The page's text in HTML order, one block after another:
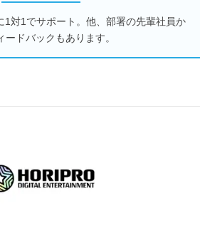
1対1でサポート。他、部署の先輩社員か
ードバックもあります。